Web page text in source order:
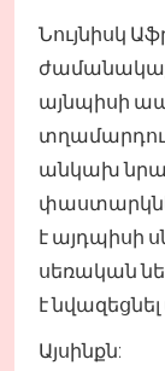
Նույնիսկ
այնպիսի
տղամարդու
անկախ նրա
է այդպիսի
սեռական
է
Այսինքն: